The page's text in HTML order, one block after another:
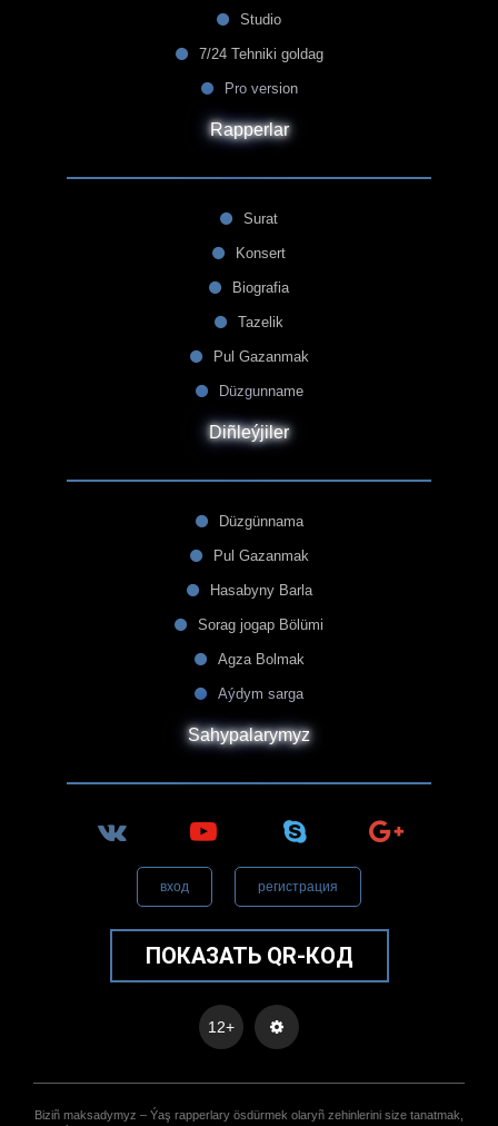
Studio
7/24 Tehniki goldag
Pro version
Rapperlar
Surat
Konsert
Biografia
Tazelik
Pul Gazanmak
Düzgunname
Diñleýjiler
Düzgünnama
Pul Gazanmak
Hasabyny Barla
Sorag jogap Bölümi
Agza Bolmak
Aýdym sarga
Sahypalarymyz
вход регистрация
ПОКАЗАТЬ QR-КОД
12+
Biziñ maksadymyz – Ýaş rapperlary ösdürmek olaryñ zehinlerini size tanatmak,